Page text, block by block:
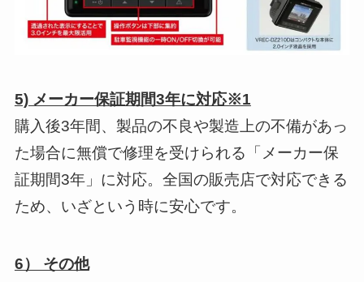
5) メーカー保証期間3年に対応※1
購入後3年間、製品の不良や製造上の不備があっ
た場合に無償で修理を受けられる「メーカー保
証期間3年」に対応。全国の販売店で対応できる
ため、いざという時に安心です。
6） その他